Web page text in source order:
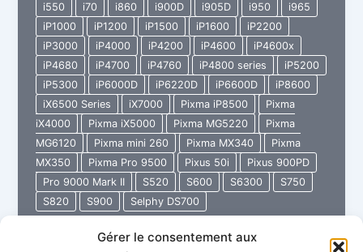
Gérer le consentement aux
i550
i70 i860 i900D i905D i950
i965
iP1000
iP1200 iP1500 iP1600
iP2200
iP3000
iP4000 iP4200 iP4600
iP4600x
iP4680
iP4700 iP4760 iP4800 series
iP5200
iP5300
iP6000D iP6220D iP6600D
iP8600
iX6500 Series
iX7000 Pixma iP8500
Pixma
iX4000
Pixma iX5000 Pixma MG5220
Pixma
MG6120
Pixma mini 260 Pixma MX340
Pixma
MX350
Pixma Pro 9500 Pixus 50i
Pixus 900PD
Pro 9000 Mark II
S520 S600 S6300
S750
S820
S900 Selphy DS700
Lire l’article »